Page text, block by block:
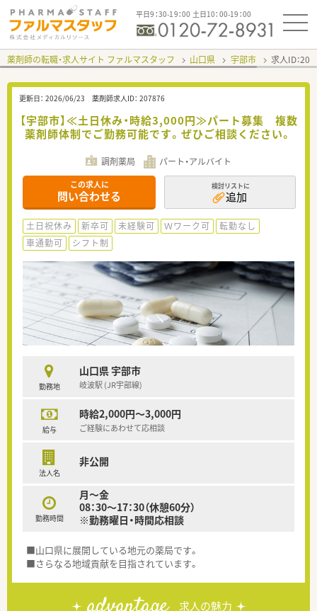
平日9：30-19：00 土日10：00-19：00
薬剤師の転職・求人サイト ファルマスタッフ 山口県 宇部市 求人ID：
更新日： 2026/06/23 薬剤師求人ID： 207876
【宇部市】≪土日休み・時給3,000円≫パート募集 複数
薬剤師体制でご勤務可能です。ぜひご相談ください。
調剤薬局 パート・アルバイト
この求人に
問い合わせる
検討リストに
追加
土日祝休み 新卒可 未経験可 Ｗワーク可
転勤なし
車通勤可
シフト制
勤務地
山口県 宇部市
岐波駅 (JR宇部線)
給与
時給2,000円～3,000円
ご経験にあわせて応相談
法人名
非公開
勤務時間
月～金
08：30～17：30（休憩60分）
※勤務曜日・時間応相談
■山口県に展開している地元の薬局です。
■さらなる地域貢献を目指されています。
求人の魅力